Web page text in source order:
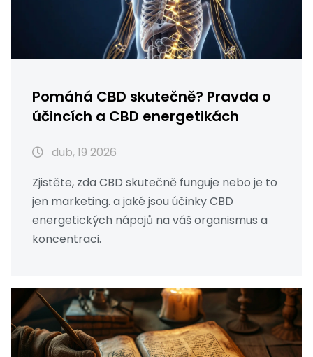
Pomáhá CBD skutečně? Pravda o
účincích a CBD energetikách
dub, 19 2026
Zjistěte, zda CBD skutečně funguje nebo je to
jen marketing. a jaké jsou účinky CBD
energetických nápojů na váš organismus a
koncentraci.